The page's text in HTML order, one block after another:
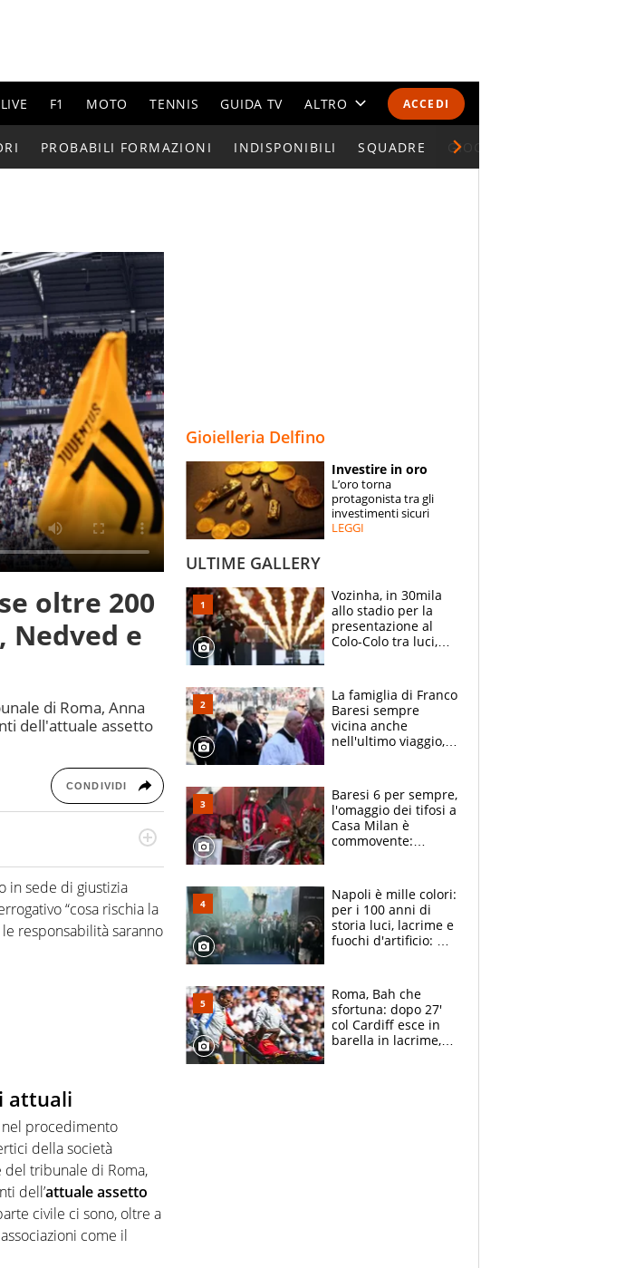
ACCEDI
F1 MOTO TENNIS GUIDA TV ALTRO
CALENDARI E CLASSIFICHE
ESPERTI
CONTATTI
PROBABILI FORMAZIONI INDISPONIBILI SQUADRE GIOCATORI SERIE A
oltre 200
Nedved e
di Roma, Anna
dell'attuale assetto
CONDIVIDI
volley, basket: su
sempre copertura
da giornalisti ed
le notizie e le
creano contenuti
in sede di giustizia
“cosa rischia la
responsabilità saranno
attuali
procedimento
della società
del tribunale di Roma,
dell’attuale assetto
civile ci sono, oltre a
come il
Gioielleria Delfino
Investire in oro
L’oro torna
protagonista tra gli
investimenti sicuri
LEGGI
ULTIME GALLERY
Vozinha, in 30mila
allo stadio per la
presentazione al
Colo-Colo tra luci,
La famiglia di Franco
Baresi sempre
vicina anche
nell'ultimo viaggio,
circondati
dall'affetto dei tifosi
Baresi 6 per sempre,
l'omaggio dei tifosi a
Casa Milan è
commovente:
bigliettini
Napoli è mille colori:
per i 100 anni di
storia luci, lacrime e
fuochi d'artificio: De
Roma, Bah che
sfortuna: dopo 27'
col Cardiff esce in
barella in lacrime,